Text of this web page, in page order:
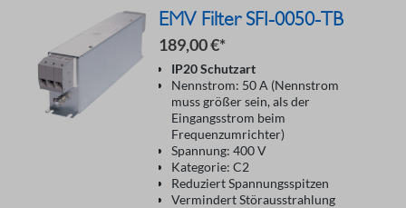
EMV Filter SFI-0050-TB
189,00 €*
IP20 Schutzart
Nennstrom: 50 A (Nennstrom
muss größer sein, als der
Eingangsstrom beim
Frequenzumrichter)
Spannung: 400 V
Kategorie: C2
Reduziert Spannungsspitzen
Vermindert Störausstrahlung